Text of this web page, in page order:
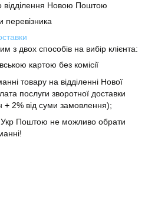
відділення Новою Поштою
з двох способів на вибір клієнта:
картою без комісії
товару на відділенні Нової
послуги зворотної доставки
+ 2% від суми замовлення);
Укр Поштою не можливо обрати